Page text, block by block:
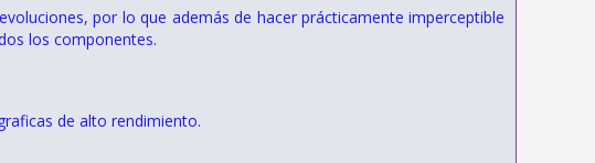
por lo que además de hacer prácticamente imperceptible
los componentes.
de alto rendimiento.